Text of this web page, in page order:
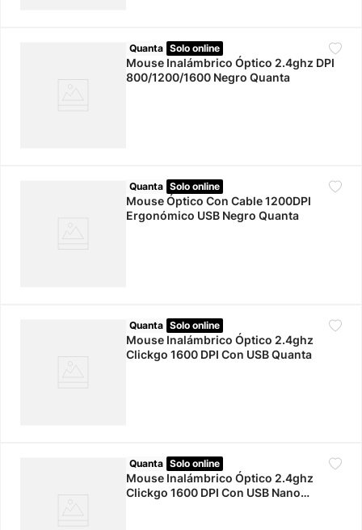
Quanta Solo online
Mouse Inalámbrico Óptico 2.4ghz DPI
800/1200/1600 Negro Quanta
Quanta Solo online
Mouse Óptico Con Cable 1200DPI
Ergonómico USB Negro Quanta
Quanta Solo online
Mouse Inalámbrico Óptico 2.4ghz
Clickgo 1600 DPI Con USB Quanta
Quanta Solo online
Mouse Inalámbrico Óptico 2.4ghz
Clickgo 1600 DPI Con USB Nano